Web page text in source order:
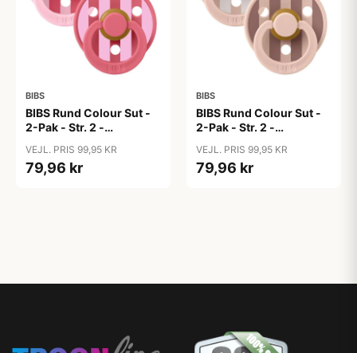
BIBS
BIBS Rund Colour Sut -
2-Pak - Str. 2 -
Studio - Baby Pink/Coral
Mix
VEJL. PRIS 99,95 KR
79,96 kr
BIBS
BIBS Rund Colour Sut -
2-Pak - Str. 2 -
Studio - Blush Mix
VEJL. PRIS 99,95 KR
79,96 kr